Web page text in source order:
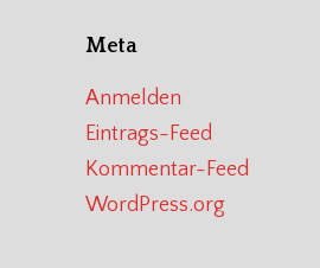
Meta
Anmelden
Eintrags-Feed
Kommentar-Feed
WordPress.org